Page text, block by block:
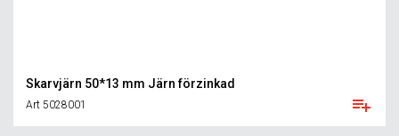
Skarvjärn 50*13 mm Järn förzinkad
Art 5028001